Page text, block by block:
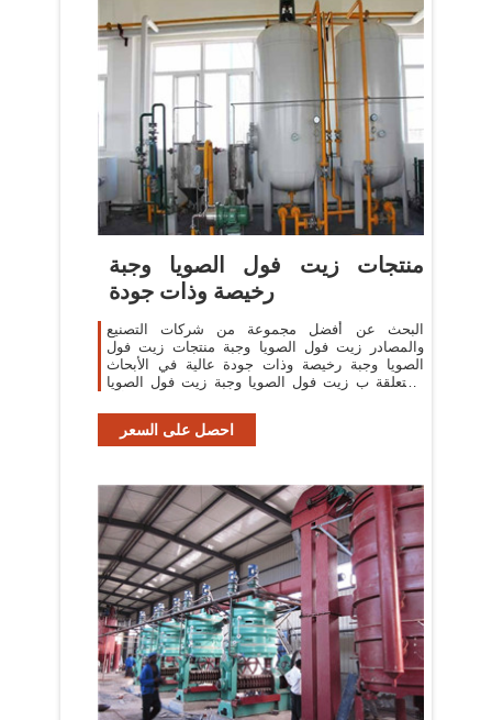
منتجات زيت فول الصويا وجبة
رخيصة وذات جودة
البحث عن أفضل مجموعة من شركات التصنيع
والمصادر زيت فول الصويا وجبة منتجات زيت فول
الصويا وجبة رخيصة وذات جودة عالية في الأبحاث
المتعلقة ب زيت فول الصويا وجبة زيت فول الصويا
احصل على السعر